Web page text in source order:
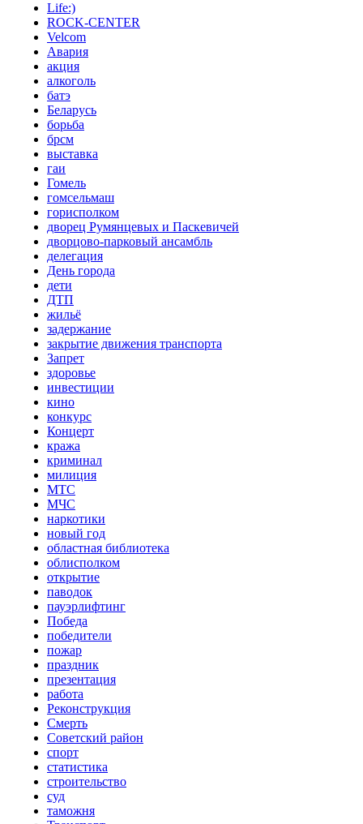
Life:)
ROCK-CENTER
Velcom
Авария
акция
алкоголь
батэ
Беларусь
борьба
брсм
выставка
гаи
Гомель
гомсельмаш
горисполком
дворец Румянцевых и Паскевичей
дворцово-парковый ансамбль
делегация
День города
дети
ДТП
жильё
задержание
закрытие движения транспорта
Запрет
здоровье
инвестиции
кино
конкурс
Концерт
кража
криминал
милиция
МТС
МЧС
наркотики
новый год
областная библиотека
облисполком
открытие
паводок
пауэрлифтинг
Победа
победители
пожар
праздник
презентация
работа
Реконструкция
Смерть
Советский район
спорт
статистика
строительство
суд
таможня